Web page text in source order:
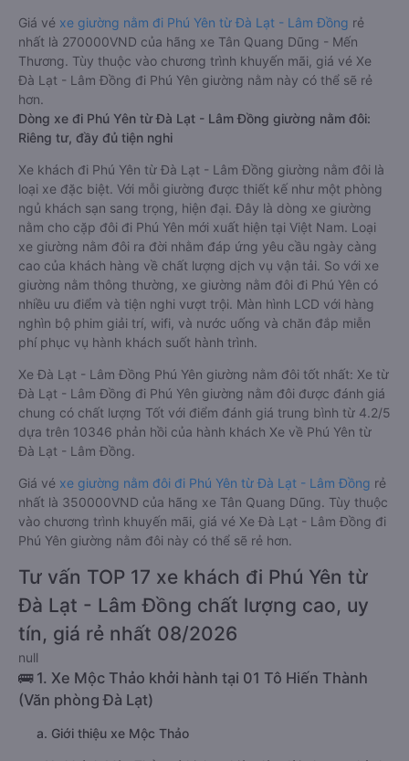
Giá vé xe giường nằm đi Phú Yên từ Đà Lạt - Lâm Đồng rẻ
nhất là 270000VND của hãng xe Tân Quang Dũng - Mến
Thương. Tùy thuộc vào chương trình khuyến mãi, giá vé Xe
Đà Lạt - Lâm Đồng đi Phú Yên giường nằm này có thể sẽ rẻ
hơn.
Dòng xe đi Phú Yên từ Đà Lạt - Lâm Đồng giường nằm đôi:
Riêng tư, đầy đủ tiện nghi
Xe khách đi Phú Yên từ Đà Lạt - Lâm Đồng giường nằm đôi là
loại xe đặc biệt. Với mỗi giường được thiết kế như một phòng
ngủ khách sạn sang trọng, hiện đại. Đây là dòng xe giường
nằm cho cặp đôi đi Phú Yên mới xuất hiện tại Việt Nam. Loại
xe giường nằm đôi ra đời nhằm đáp ứng yêu cầu ngày càng
cao của khách hàng về chất lượng dịch vụ vận tải. So với xe
giường nằm thông thường, xe giường nằm đôi đi Phú Yên có
nhiều ưu điểm và tiện nghi vượt trội. Màn hình LCD với hàng
nghìn bộ phim giải trí, wifi, và nước uống và chăn đắp miễn
phí phục vụ hành khách suốt hành trình.
Xe Đà Lạt - Lâm Đồng Phú Yên giường nằm đôi tốt nhất: Xe từ
Đà Lạt - Lâm Đồng đi Phú Yên giường nằm đôi được đánh giá
chung có chất lượng Tốt với điểm đánh giá trung bình từ 4.2/5
dựa trên 10346 phản hồi của hành khách Xe về Phú Yên từ
Đà Lạt - Lâm Đồng.
Giá vé xe giường nằm đôi đi Phú Yên từ Đà Lạt - Lâm Đồng rẻ
nhất là 350000VND của hãng xe Tân Quang Dũng. Tùy thuộc
vào chương trình khuyến mãi, giá vé Xe Đà Lạt - Lâm Đồng đi
Phú Yên giường nằm đôi này có thể sẽ rẻ hơn.
Tư vấn TOP 17 xe khách đi Phú Yên từ
Đà Lạt - Lâm Đồng chất lượng cao, uy
tín, giá rẻ nhất 08/2026
null
🚌 1. Xe Mộc Thảo khởi hành tại 01 Tô Hiến Thành
(Văn phòng Đà Lạt)
a. Giới thiệu xe Mộc Thảo